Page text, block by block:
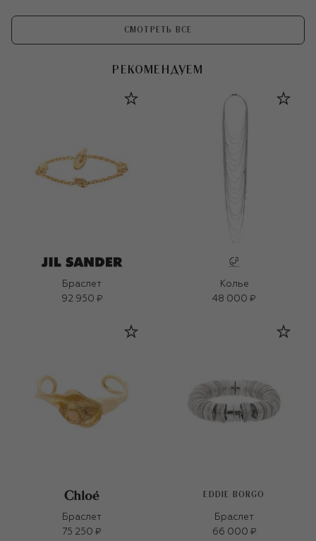
СМОТРЕТЬ ВСЕ
РЕКОМЕНДУЕМ
Браслет
92 950 ₽
Колье
48 000 ₽
Браслет
75 250 ₽
EDDIE BORGO
Браслет
66 000 ₽